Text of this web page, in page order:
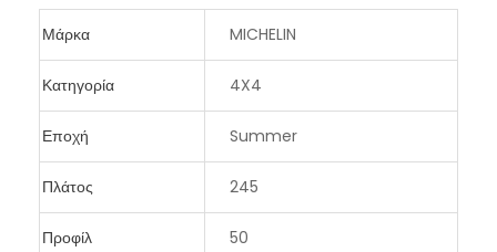
Μάρκα MICHELIN
Κατηγορία 4X4
Εποχή Summer
Πλάτος 245
Προφίλ 50